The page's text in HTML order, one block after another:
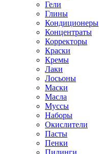
Гели
Глины
Кондиционеры
Концентраты
Корректоры
Краски
Кремы
Лаки
Лосьоны
Маски
Масла
Муссы
Наборы
Окислители
Пасты
Пенки
Пилинги